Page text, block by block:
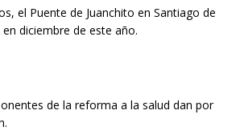
el Puente de Juanchito en Santiago de
diciembre de este año.
de la reforma a la salud dan por